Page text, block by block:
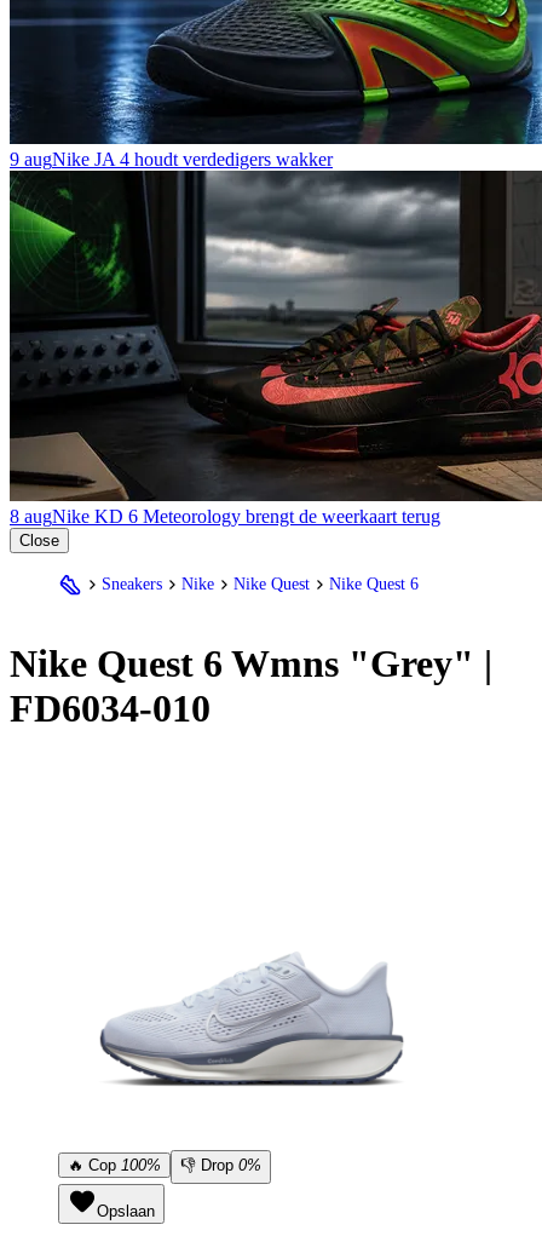
9 augNike JA 4 houdt verdedigers wakker
8 augNike KD 6 Meteorology brengt de weerkaart terug
Close
Sneakers Nike Nike Quest Nike Quest 6
Nike Quest 6 Wmns "Grey" |
FD6034-010
🔥 Cop 100% 👎 Drop 0%
Opslaan